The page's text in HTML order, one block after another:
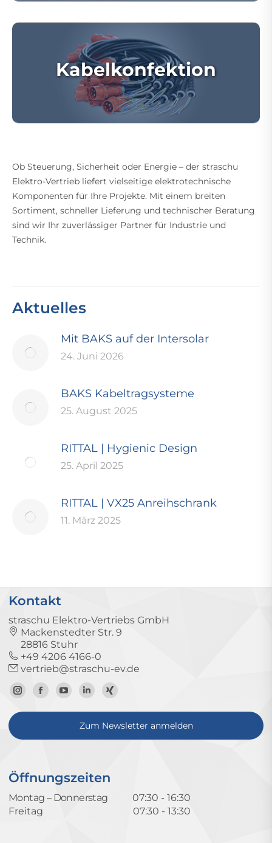
Kabelkonfektion
Ob Steuerung, Sicherheit oder Energie – der straschu
Elektro-Vertrieb liefert vielseitige elektrotechnische
Komponenten für Ihre Projekte. Mit einem breiten
Sortiment, schneller Lieferung und technischer Beratung
sind wir Ihr zuverlässiger Partner für Industrie und
Technik.
Aktuelles
Mit BAKS auf der Intersolar
24. Juni 2026
BAKS Kabeltragsysteme
25. August 2025
RITTAL | Hygienic Design
25. April 2025
RITTAL | VX25 Anreihschrank
11. März 2025
Kontakt
straschu Elektro-Vertriebs GmbH
Mackenstedter Str. 9
28816 Stuhr
+49 4206 4166-0
vertrieb@straschu-ev.de
Zum
Instagram-
Zur
Facebook-
Zum
YouTube-
Kanal
Zum
LinkedIn-
Profil
Zum
Xing-
Profil
Zum Newsletter anmelden
Öffnungszeiten
Montag – Donnerstag
07:30 - 16:30
Freitag
07:30 - 13:30